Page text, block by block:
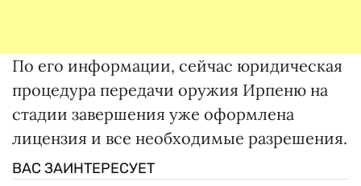
По его информации, сейчас юридическая
процедура передачи оружия Ирпеню на
стадии завершения уже оформлена
лицензия и все необходимые разрешения.
ВАС ЗАИНТЕРЕСУЕТ